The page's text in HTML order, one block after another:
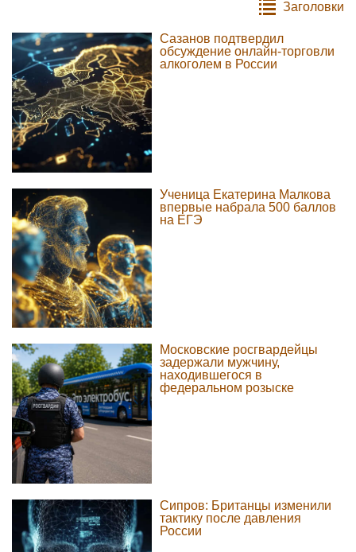
Заголовки
Сазанов подтвердил
обсуждение онлайн-торговли
алкоголем в России
Ученица Екатерина Малкова
впервые набрала 500 баллов
на ЕГЭ
Московские росгвардейцы
задержали мужчину,
находившегося в
федеральном розыске
Сипров: Британцы изменили
тактику после давления
России